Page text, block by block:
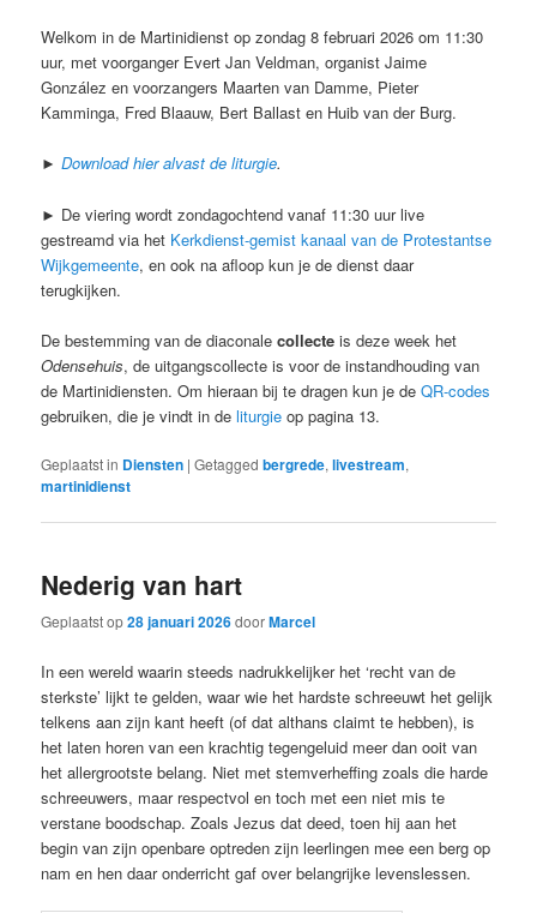
Welkom in de Martinidienst op zondag 8 februari 2026 om 11:30
uur, met voorganger Evert Jan Veldman, organist Jaime
González en voorzangers Maarten van Damme, Pieter
Kamminga, Fred Blaauw, Bert Ballast en Huib van der Burg.
►Download hier alvast de liturgie.
► De viering wordt zondagochtend vanaf 11:30 uur live
gestreamd via het Kerkdienst-gemist kanaal van de Protestantse
Wijkgemeente, en ook na afloop kun je de dienst daar
terugkijken.
De bestemming van de diaconalecollecte is deze week het
Odensehuis, de uitgangscollecte is voor de instandhouding van
de Martinidiensten. Om hieraan bij te dragen kun je deQR-codes
gebruiken, die je vindt in deliturgie op pagina 13.
Geplaatst in Diensten |Getagged bergrede,livestream,
martinidienst
Nederig van hart
Geplaatst op28 januari 2026doorMarcel
In een wereld waarin steeds nadrukkelijker het ‘recht van de
sterkste’ lijkt te gelden, waar wie het hardste schreeuwt het gelijk
telkens aan zijn kant heeft (of dat althans claimt te hebben), is
het laten horen van een krachtig tegengeluid meer dan ooit van
het allergrootste belang. Niet met stemverheffing zoals die harde
schreeuwers, maar respectvol en toch met een niet mis te
verstane boodschap. Zoals Jezus dat deed, toen hij aan het
begin van zijn openbare optreden zijn leerlingen mee een berg op
nam en hen daar onderricht gaf over belangrijke levenslessen.